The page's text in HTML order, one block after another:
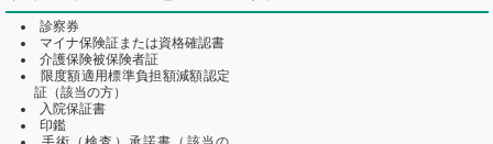
診察券
マイナ保険証または資格確認書
介護保険被保険者証
限度額適用標準負担額減額認定
証（該当の方）
入院保証書
印鑑